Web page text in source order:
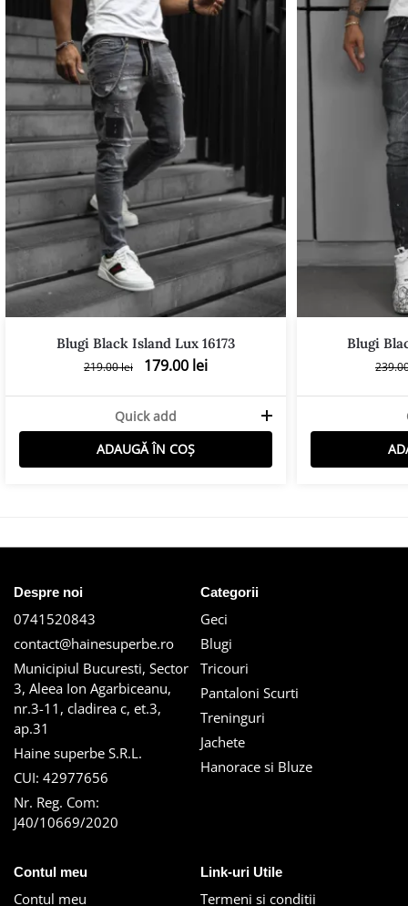
Blugi Black Island Lux 16173
219.00lei 179.00 lei
Quick add
ADAUGĂ ÎN COȘ
Blugi
Despre noi
0741520843
contact@hainesuperbe.ro
Municipiul Bucuresti, Sector
3, Aleea Ion Agarbiceanu,
nr.3-11, cladirea c, et.3,
ap.31
Haine superbe S.R.L.
CUI: 42977656
Nr. Reg. Com:
J40/10669/2020
Categorii
Geci
Blugi
Tricouri
Pantaloni Scurti
Treninguri
Jachete
Hanorace si Bluze
Contul meu
Contul meu
Link-uri Utile
Termeni si conditii